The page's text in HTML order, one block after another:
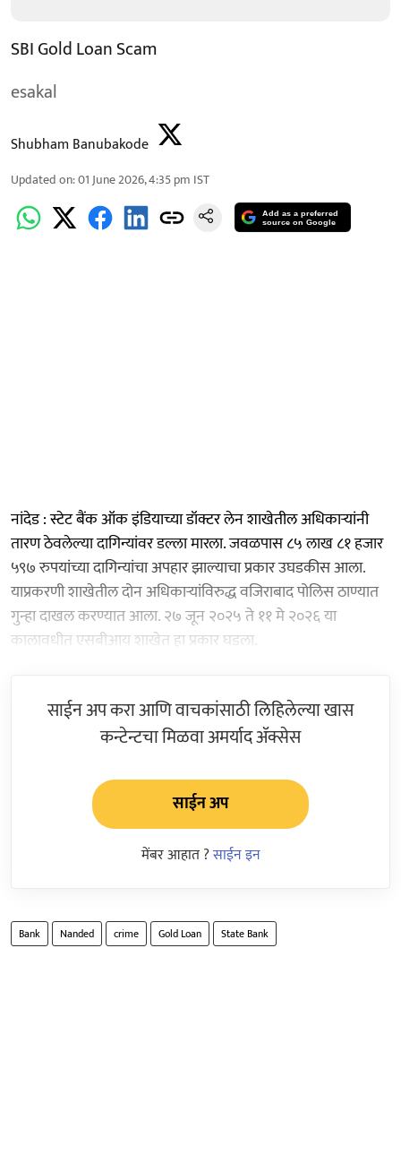
SBI Gold Loan Scam
esakal
Shubham Banubakode
Updated on:01 June 2026, 4:35 pm IST
Add as a preferred
source on Google
नांदेड : स्टेट बैंक ऑक इंडियाच्या डॉक्टर लेन शाखेतील अधिकाऱ्यांनी
तारण ठेवलेल्या दागिन्यांवर डल्ला मारला. जवळपास ८५ लाख ८१ हजार
५९७ रुपयांच्या दागिन्यांचा अपहार झाल्याचा प्रकार उघडकीस आला.
याप्रकरणी शाखेतील दोन अधिकाऱ्यांविरुद्ध वजिराबाद पोलिस ठाण्यात
गुन्हा दाखल करण्यात आला. २७ जून २०२५ ते ११ मे २०२६ या
कालावधीत एसबीआय शाखेत हा प्रकार घडला.
साईन अप करा आणि वाचकांसाठी लिहिलेल्या खास
कन्टेन्टचा मिळवा अमर्याद ॲक्सेस
साईन अप
मेंबर आहात ?साईन इन
Bank Nanded crime Gold Loan State Bank